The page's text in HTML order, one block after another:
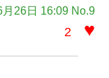
26日 16:09 No.9
2 ♥